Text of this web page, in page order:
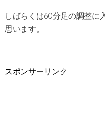
しばらくは60分足の調整に
思います。
スポンサーリンク